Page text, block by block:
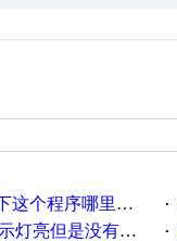
个程序哪里错了 ·
但是没有输出电压
·